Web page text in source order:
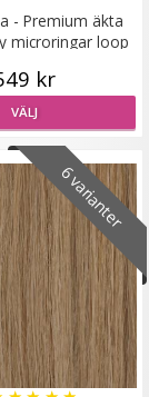
nagelslingor
- Premium äkta
microringar loop
kr
VÄLJ
6 varianter